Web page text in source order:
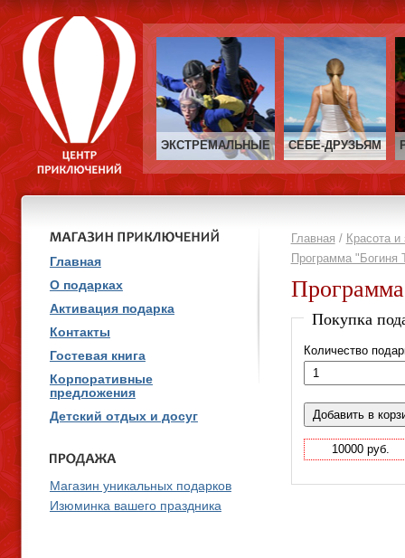
ЭКСТРЕМАЛЬНЫЕ СЕБЕ‑ДРУЗЬЯМ
Главная / Красота
Программа "Богиня
Покупка
Количество
10000 руб.
Главная
О подарках
Активация подарка
Контакты
Гостевая книга
Корпоративные
предложения
Детский отдых и досуг
Магазин уникальных подарков
Изюминка вашего праздника